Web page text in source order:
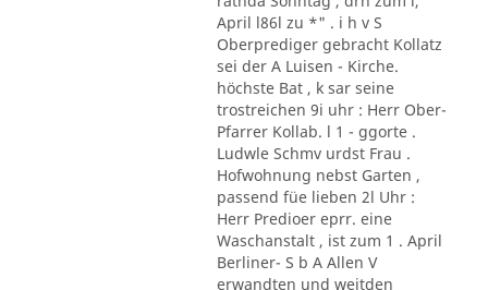
April l86l zu *" . i h v S
Oberprediger gebracht Kollatz
sei der A Luisen - Kirche.
höchste Bat , k sar seine
trostreichen 9i uhr : Herr Ober-
Pfarrer Kollab. l 1 - ggorte .
Ludwle Schmv urdst Frau .
Hofwohnung nebst Garten ,
passend füe lieben 2l Uhr :
Herr Predioer eprr. eine
Waschanstalt , ist zum 1 . April
Berliner- S b A Allen V
erwandten und weitden